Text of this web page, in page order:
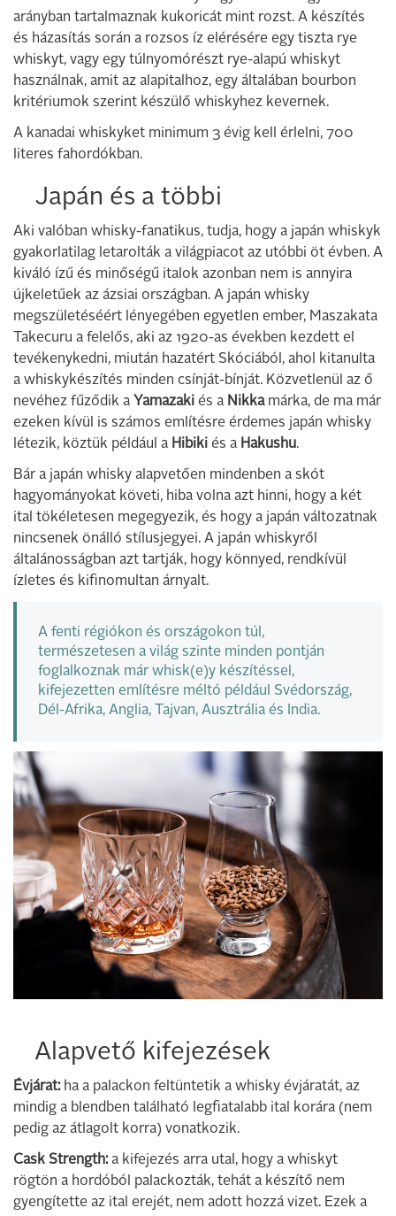
arányban tartalmaznak kukoricát mint rozst. A készítés
és házasítás során a rozsos íz elérésére egy tiszta rye
whiskyt, vagy egy túlnyomórészt rye-alapú whiskyt
használnak, amit az alapitalhoz, egy általában bourbon
kritériumok szerint készülő whiskyhez kevernek.
A kanadai whiskyket minimum 3 évig kell érlelni, 700
literes fahordókban.
Japán és a többi
Aki valóban whisky-fanatikus, tudja, hogy a japán whiskyk
gyakorlatilag letarolták a világpiacot az utóbbi öt évben. A
kiváló ízű és minőségű italok azonban nem is annyira
újkeletűek az ázsiai országban. A japán whisky
megszületéséért lényegében egyetlen ember, Maszakata
Takecuru a felelős, aki az 1920-as években kezdett el
tevékenykedni, miután hazatért Skóciából, ahol kitanulta
a whiskykészítés minden csínját-bínját. Közvetlenül az ő
nevéhez fűződik a Yamazaki és a Nikka márka, de ma már
ezeken kívül is számos említésre érdemes japán whisky
létezik, köztük például a Hibiki és a Hakushu.
Bár a japán whisky alapvetően mindenben a skót
hagyományokat követi, hiba volna azt hinni, hogy a két
ital tökéletesen megegyezik, és hogy a japán változatnak
nincsenek önálló stílusjegyei. A japán whiskyről
általánosságban azt tartják, hogy könnyed, rendkívül
ízletes és kifinomultan árnyalt.
A fenti régiókon és országokon túl,
természetesen a világ szinte minden pontján
foglalkoznak már whisk(e)y készítéssel,
kifejezetten említésre méltó például Svédország,
Dél-Afrika, Anglia, Tajvan, Ausztrália és India.
Alapvető kifejezések
Évjárat:ha a palackon feltüntetik a whisky évjáratát, az
mindig a blendben található legfiatalabb ital korára (nem
pedig az átlagolt korra) vonatkozik.
Cask Strength:a kifejezés arra utal, hogy a whiskyt
rögtön a hordóból palackozták, tehát a készítő nem
gyengítette az ital erejét, nem adott hozzá vizet. Ezek a